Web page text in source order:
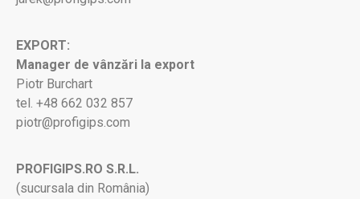
EXPORT:
Manager de vânzări la export
Piotr Burchart
tel. +48 662 032 857
piotr@profigips.com
PROFIGIPS.RO S.R.L.
(sucursala din România)